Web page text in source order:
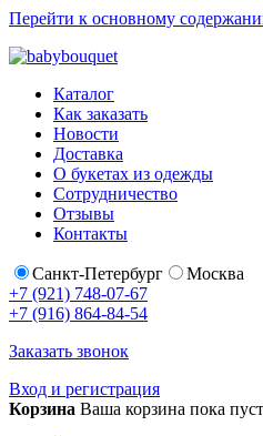
Перейти к основному
Каталог
Как заказать
Новости
Доставка
О букетах из одежды
Сотрудничество
Отзывы
Контакты
Санкт-Петербург
Москва
+7 (921) 748-07-67
+7 (916) 864-84-54
Заказать звонок
Вход и регистрация
Корзина Ваша корзина пока